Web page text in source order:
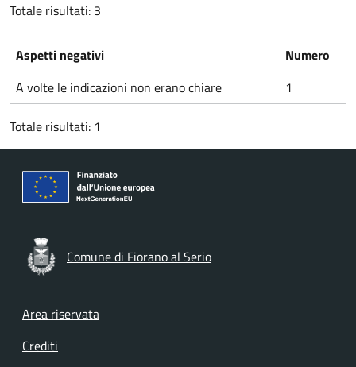
Totale risultati: 3
Aspetti negativi
Numero
A volte le indicazioni non erano chiare
1
Totale risultati: 1
Comune di Fiorano al Serio
Footer menu
Area riservata
Crediti